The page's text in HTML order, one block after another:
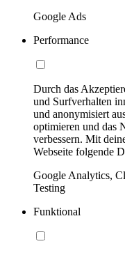
Google Ads
Performance
Durch das
und Surfverhalten
und anonymisiert
optimieren und das
verbessern. Mit
Webseite folgende
Google Analytics,
Testing
Funktional